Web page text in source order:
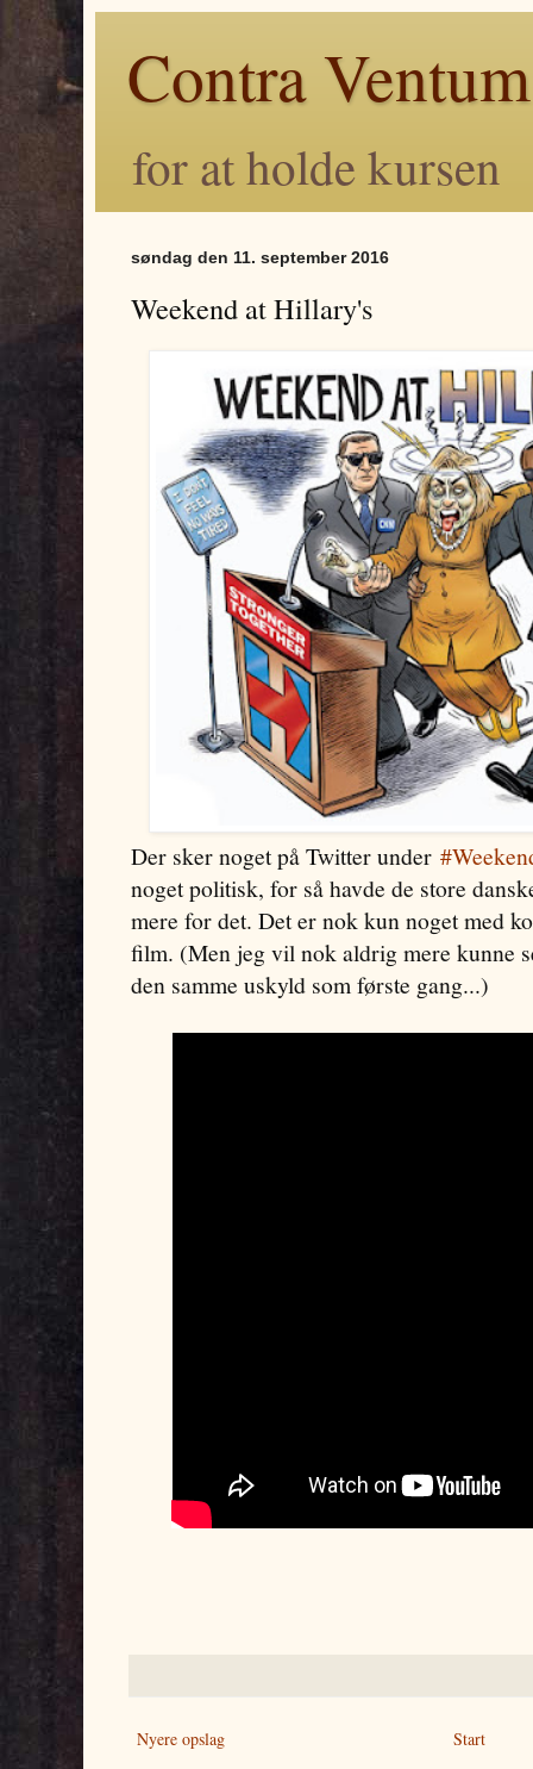
Contra Ventum
for at holde kursen
søndag den 11. september 2016
Weekend at Hillary's
Der sker noget på Twitter under
noget politisk, for så havde de store
mere for det. Det er nok kun noget med
film. (Men jeg vil nok aldrig mere kunne
den samme uskyld som første gang...)
Nyere opslag Start